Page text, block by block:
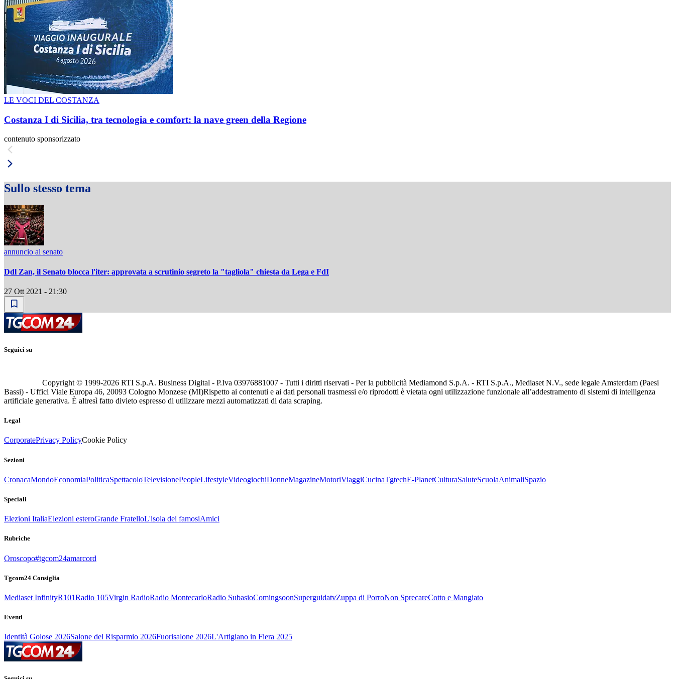
LE VOCI DEL COSTANZA
Costanza I di Sicilia, tra tecnologia e comfort: la nave green della Regione
contenuto sponsorizzato
Sullo stesso tema
annuncio al senato
Ddl Zan, il Senato blocca l'iter: approvata a scrutinio segreto la "tagliola" chiesta da Lega e FdI
27 Ott 2021 - 21:30
Seguici su
Copyright © 1999-2026 RTI S.p.A. Business Digital - P.Iva 03976881007 - Tutti i diritti riservati - Per la pubblicità Mediamond S.p.A. - RTI S.p.A., Mediaset N.V., sede legale Amsterdam (Paesi
Bassi) - Uffici Viale Europa 46, 20093 Cologno Monzese (MI)Rispetto ai contenuti e ai dati personali trasmessi e/o riprodotti è vietata ogni utilizzazione funzionale all’addestramento di sistemi di intelligenza
artificiale generativa. È altresì fatto divieto espresso di utilizzare mezzi automatizzati di data scraping.
Legal
CorporatePrivacy PolicyCookie Policy
Sezioni
CronacaMondoEconomiaPoliticaSpettacoloTelevisionePeopleLifestyleVideogiochiDonneMagazineMotoriViaggiCucinaTgtechE-PlanetCulturaSaluteScuolaAnimaliSpazio
Speciali
Elezioni ItaliaElezioni esteroGrande FratelloL'isola dei famosiAmici
Rubriche
Oroscopo#tgcom24amarcord
Tgcom24 Consiglia
Mediaset InfinityR101Radio 105Virgin RadioRadio MontecarloRadio SubasioComingsoonSuperguidatvZuppa di PorroNon SprecareCotto e Mangiato
Eventi
Identità Golose 2026Salone del Risparmio 2026Fuorisalone 2026L'Artigiano in Fiera 2025